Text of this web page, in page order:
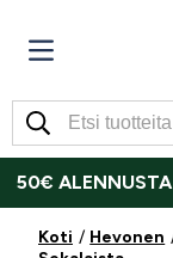
50€
Koti Hevonen